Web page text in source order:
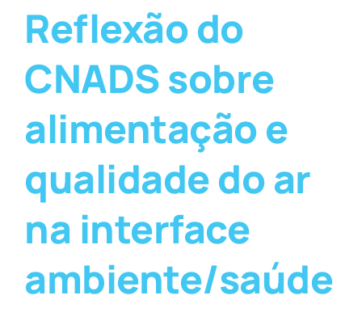
Reflexão do
CNADS sobre
alimentação e
qualidade do ar
na interface
ambiente/saúde